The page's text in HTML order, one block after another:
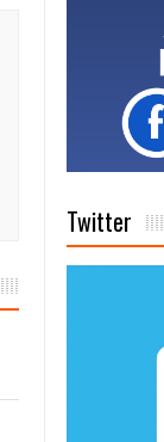
Capital”
días a
bajo
Twitter